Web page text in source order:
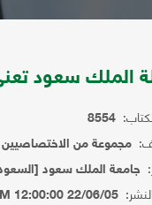
سعود تعني بقضايا
8554
مجموعة من
جامعة الملك سعود
22/06/05 12:00:00 AM